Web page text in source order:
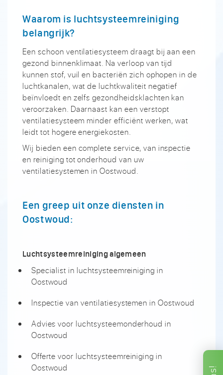
Waarom is luchtsysteemreiniging
belangrijk?
Een schoon ventilatiesysteem draagt bij aan een
gezond binnenklimaat. Na verloop van tijd
kunnen stof, vuil en bacteriën zich ophopen in de
luchtkanalen, wat de luchtkwaliteit negatief
beïnvloedt en zelfs gezondheidsklachten kan
veroorzaken. Daarnaast kan een verstopt
ventilatiesysteem minder efficiënt werken, wat
leidt tot hogere energiekosten.
Wij bieden een complete service, van inspectie
en reiniging tot onderhoud van uw
ventilatiesystemen in Oostwoud.
Een greep uit onze diensten in
Oostwoud:
Luchtsysteemreiniging algemeen
Specialist in luchtsysteemreiniging in
Oostwoud
Inspectie van ventilatiesystemen in Oostwoud
Advies voor luchtsysteemonderhoud in
Oostwoud
Offerte voor luchtsysteemreiniging in
Oostwoud